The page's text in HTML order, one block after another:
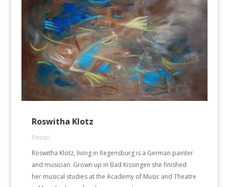
Roswitha Klotz
Pittori
Roswitha Klotz, living in Regensburg is a German painter
and musician. Grown up in Bad Kissingen she finished
her musical studies at the Academy of Music and Theatre